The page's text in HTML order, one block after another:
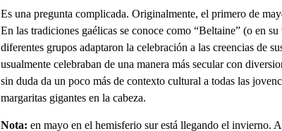
Es una pregunta complicada. Originalmente, el primero de
En las tradiciones gaélicas se conoce como “Beltaine” (o en
diferentes grupos adaptaron la celebración a las creencias de
usualmente celebraban de una manera más secular con
sin duda da un poco más de contexto cultural a todas las
margaritas gigantes en la cabeza.
Nota: en mayo en el hemisferio sur está llegando el invierno.